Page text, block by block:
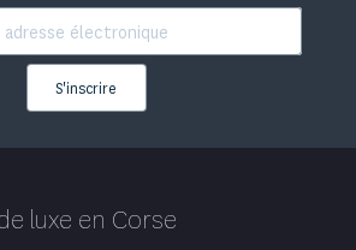
plain-pied est située dans un
un panorama à 220° sur le Golfe